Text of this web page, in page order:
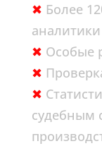
✖ Более
аналитики
✖ Особые
✖
✖
судебным